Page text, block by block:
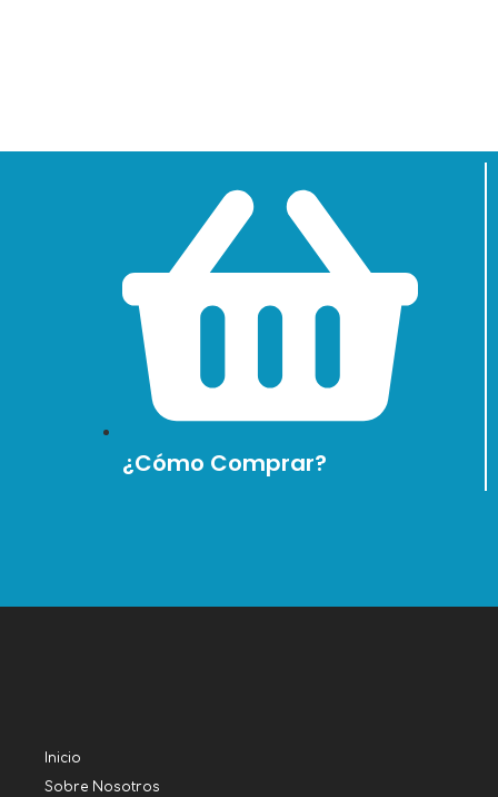
¿Cómo Comprar?
Inicio
Sobre Nosotros